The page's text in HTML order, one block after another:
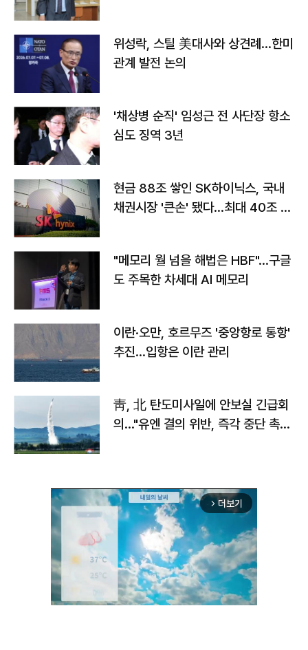
위성락, 스틸 美대사와 상견례…한미
관계 발전 논의
'채상병 순직' 임성근 전 사단장 항소
심도 징역 3년
현금 88조 쌓인 SK하이닉스, 국내
채권시장 '큰손' 됐다…최대 40조 투
"메모리 월 넘을 해법은 HBF"…구글
도 주목한 차세대 AI 메모리
이란·오만, 호르무즈 '중앙항로 통항'
추진…입항은 이란 관리
靑, 北 탄도미사일에 안보실 긴급회
의…"유엔 결의 위반, 즉각 중단 촉
arrow_forward_ios 더보기